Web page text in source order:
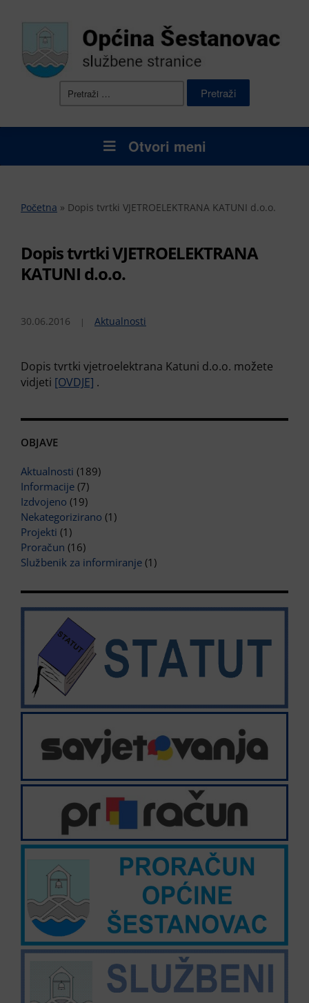
Otvori meni
Početna » Dopis tvrtki VJETROELEKTRANA KATUNI d.o.o.
Dopis tvrtki VJETROELEKTRANA
KATUNI d.o.o.
30.06.2016 Aktualnosti
Dopis tvrtki vjetroelektrana Katuni d.o.o. možete
vidjeti [OVDJE] .
OBJAVE
Aktualnosti (189)
Informacije (7)
Izdvojeno (19)
Nekategorizirano (1)
Projekti (1)
Proračun (16)
Službenik za informiranje (1)